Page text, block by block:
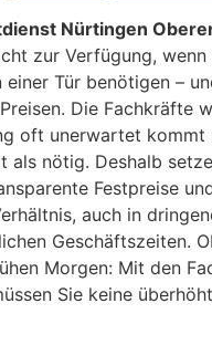
Nürtingen
zur Verfügung, wenn
Tür benötigen –
Die Fachkräfte
oft unerwartet kommt
als nötig. Deshalb
Festpreise
auch in
Geschäftszeiten.
Morgen: Mit den
Sie keine